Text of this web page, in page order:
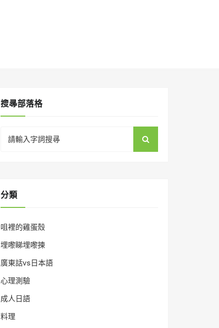
搜㝷部落格
for:
分類
咀裡的雞蛋殼
埋嚟睇埋嚟揀
廣東話vs日本語
心理測驗
成人日語
料理